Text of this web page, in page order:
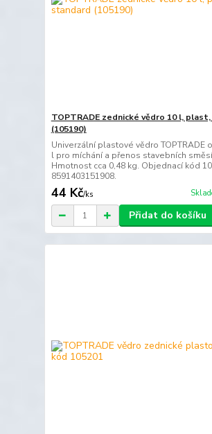
TOPTRADE zednické vědro 10 l,
(105190)
Univerzální plastové vědro TOPTRADE
l pro míchání a přenos stavebních
Hmotnost cca 0,48 kg. Objednací kód
8591403151908.
44 Kč/ks
Přidat do košíku